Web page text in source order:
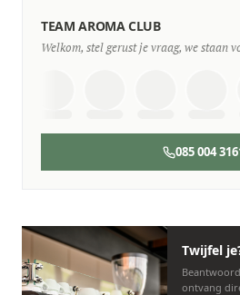
TEAM AROMA CLUB
Welkom, stel gerust je vraag, we staan
085 004
Twijfel
ontvang